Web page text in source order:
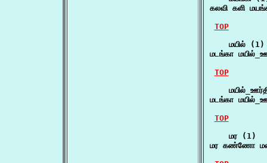
கலவி களி
TOP
    மயில் (1)
மடங்கா
TOP
மடங்கா
TOP
    மர (1)
மர கண்ணோ